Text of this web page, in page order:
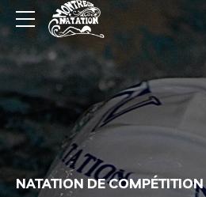
NATATION DE COMPÉTITION